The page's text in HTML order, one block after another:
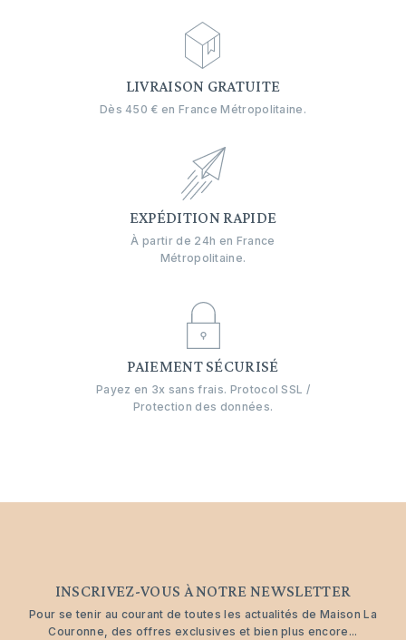
LIVRAISON GRATUITE
Dès 450 € en France Métropolitaine.
EXPÉDITION RAPIDE
À partir de 24h en France
Métropolitaine.
PAIEMENT SÉCURISÉ
Payez en 3x sans frais. Protocol SSL /
Protection des données.
INSCRIVEZ-VOUS À NOTRE NEWSLETTER
Pour se tenir au courant de toutes les actualités de Maison La
Couronne, des offres exclusives et bien plus encore...